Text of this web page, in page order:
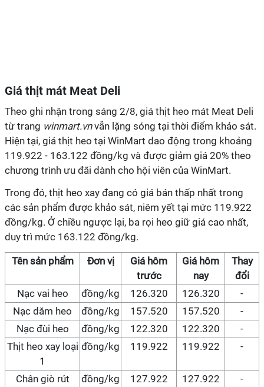
Giá thịt mát Meat Deli
Theo ghi nhận trong sáng 2/8, giá thịt heo mát Meat Deli
từ trang winmart.vnvẫn lặng sóng tại thời điểm khảo sát.
Hiện tại, giá thịt heo tại WinMart dao động trong khoảng
119.922 - 163.122 đồng/kg và được giảm giá 20% theo
chương trình ưu đãi dành cho hội viên của WinMart.
Trong đó, thịt heo xay đang có giá bán thấp nhất trong
các sản phẩm được khảo sát, niêm yết tại mức 119.922
đồng/kg. Ở chiều ngược lại, ba rọi heo giữ giá cao nhất,
duy trì mức 163.122 đồng/kg.
Tên sản phẩm Đơn vị
Giá hôm
trước
Giá hôm
nay
Thay
đổi
Nạc vai heo
đồng/kg 126.320 126.320
-
Nạc dăm heo
đồng/kg 157.520 157.520
-
Nạc đùi heo
đồng/kg 122.320 122.320
-
Thịt heo xay loại
1
đồng/kg 119.922 119.922 -
Chân giò rút
đồng/kg 127.922 127.922 -